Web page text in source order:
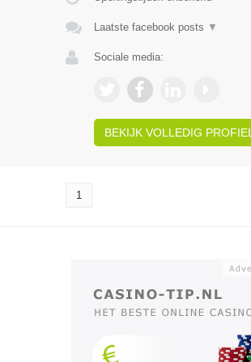
Laatste facebook posts ▼
Sociale media:
BEKIJK VOLLEDIG PROFIEL
1